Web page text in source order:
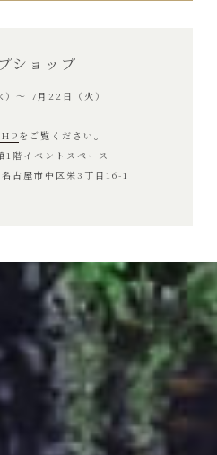
ショップ
～ 7月22日（火）
をご覧ください。
階イベントスペース
古屋市中区栄3丁目16-1